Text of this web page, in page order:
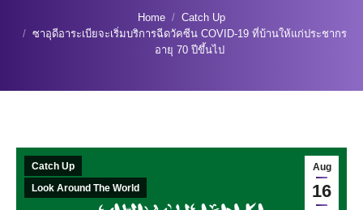
Home
Catch Up
ซาอุดีอาระเบียจะเริ่มบริการฉีดวัคซีน COVID-19 ที่บ้านให้แก่ประชากร
อายุ 70 ปีขึ้นไป
Aug
16
Catch Up
Look Around The World